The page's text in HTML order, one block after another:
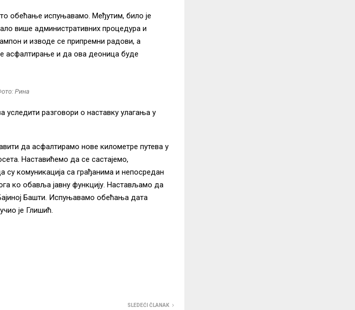
обећање испуњавамо. Међутим, било је
више административних процедура и
и изводе се припремни радови, а
асфалтирање и да ова деоница буде
Рина
разговори о наставку улагања у
да асфалтирамо нове километре путева у
Наставићемо да се састајемо,
су комуникација са грађанима и непосредан
ко обавља јавну функцију. Настављамо да
Башти. Испуњавамо обећања дата
је Глишић.
SLEDEĆI ČLANAK